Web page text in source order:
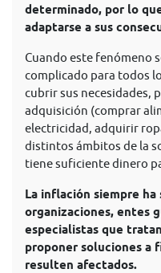
determinado, por lo
adaptarse a sus
Cuando este fenómeno
complicado para todos
cubrir sus necesidades,
adquisición (comprar
electricidad, adquirir
distintos ámbitos de la
tiene suficiente dinero
La inflación siempre
organizaciones, entes
especialistas que
proponer soluciones a
resulten afectados.